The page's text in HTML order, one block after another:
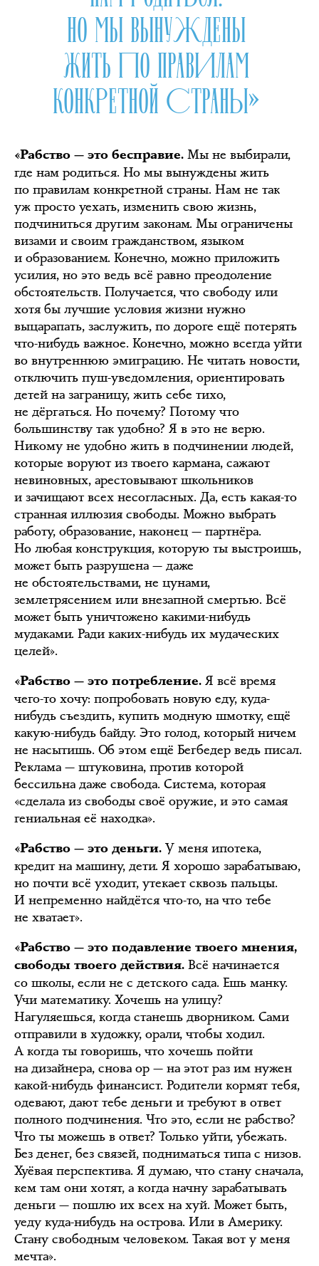
НО МЫ ВЫНУЖДЕНЫ
ЖИТЬ ПО ПРАВИЛАМ
КОНКРЕТНОЙ СТРАНЫ»
«Рабство — это бесправие. Мы не выбирали,
где нам родиться. Но мы вынуждены жить
по правилам конкретной страны. Нам не так
уж просто уехать, изменить свою жизнь,
подчиниться другим законам. Мы ограничены
визами и своим гражданством, языком
и образованием. Конечно, можно приложить
усилия, но это ведь всё равно преодоление
обстоятельств. Получается, что свободу или
хотя бы лучшие условия жизни нужно
выцарапать, заслужить, по дороге ещё потерять
что-нибудь важное. Конечно, можно всегда уйти
во внутреннюю эмиграцию. Не читать новости,
отключить пуш-уведомления, ориентировать
детей на заграницу, жить себе тихо,
не дёргаться. Но почему? Потому что
большинству так удобно? Я в это не верю.
Никому не удобно жить в подчинении людей,
которые воруют из твоего кармана, сажают
невиновных, арестовывают школьников
и зачищают всех несогласных. Да, есть какая-то
странная иллюзия свободы. Можно выбрать
работу, образование, наконец — партнёра.
Но любая конструкция, которую ты выстроишь,
может быть разрушена — даже
не обстоятельствами, не цунами,
землетрясением или внезапной смертью. Всё
может быть уничтожено какими-нибудь
мудаками. Ради каких-нибудь их мудаческих
целей».
«Рабство — это потребление. Я всё время
чего-то хочу: попробовать новую еду, куда-
нибудь съездить, купить модную шмотку, ещё
какую-нибудь байду. Это голод, который ничем
не насытишь. Об этом ещё Бегбедер ведь писал.
Реклама — штуковина, против которой
бессильна даже свобода. Система, которая
«сделала из свободы своё оружие, и это самая
гениальная её находка».
«Рабство — это деньги.У меня ипотека,
кредит на машину, дети. Я хорошо зарабатываю,
но почти всё уходит, утекает сквозь пальцы.
И непременно найдётся что-то, на что тебе
не хватает».
«Рабство — это подавление твоего мнения,
свободы твоего действия. Всё начинается
со школы, если не с детского сада. Ешь манку.
Учи математику. Хочешь на улицу?
Нагуляешься, когда станешь дворником. Сами
отправили в художку, орали, чтобы ходил.
А когда ты говоришь, что хочешь пойти
на дизайнера, снова ор — на этот раз им нужен
какой-нибудь финансист. Родители кормят тебя,
одевают, дают тебе деньги и требуют в ответ
полного подчинения. Что это, если не рабство?
Что ты можешь в ответ? Только уйти, убежать.
Без денег, без связей, подниматься типа с низов.
Хуёвая перспектива. Я думаю, что стану сначала,
кем там они хотят, а когда начну зарабатывать
деньги — пошлю их всех на хуй. Может быть,
уеду куда-нибудь на острова. Или в Америку.
Стану свободным человеком. Такая вот у меня
мечта».